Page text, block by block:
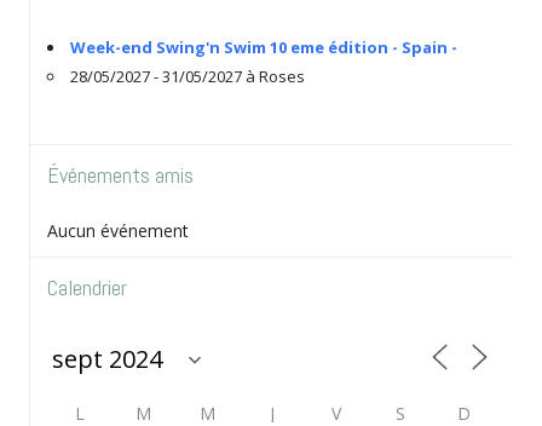
Week-end Swing'n Swim 10 eme édition - Spain -
28/05/2027 - 31/05/2027 à Roses
Événements amis
Aucun événement
Calendrier
L M M J V S D